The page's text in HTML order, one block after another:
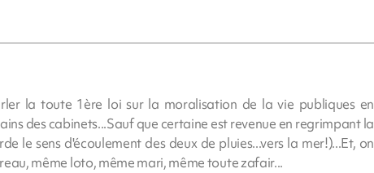
la toute 1ère loi sur la moralisation de la vie publiques en
des cabinets...Sauf que certaine est revenue en regrimpant la
le sens d'écoulement des deux de pluies...vers la mer!)...Et, on
même loto, même mari, même toute zafair...